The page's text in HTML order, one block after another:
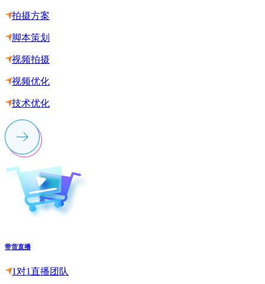
拍摄方案
脚本策划
视频拍摄
视频优化
技术优化
带货直播
1对1直播团队